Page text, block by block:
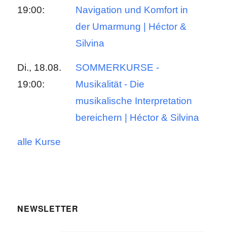
19:00:
Navigation und Komfort in
der Umarmung | Héctor &
Silvina
Di., 18.08.
19:00:
SOMMERKURSE -
Musikalität - Die
musikalische Interpretation
bereichern | Héctor & Silvina
alle Kurse
NEWSLETTER